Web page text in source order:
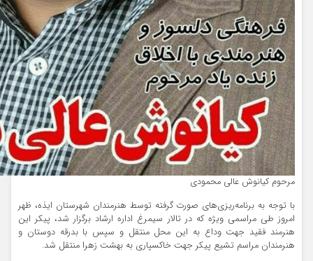
مرحوم کیانوش عالی محمودی
با توجه به برنامه‌ریزی‌های صورت گرفته توسط هنرمندان شهرستان ایذه، ظهر
امروز طی مراسمی ویژه که در تالار سیمرغ اداره ارشاد برگزار شد، پیکر این
هنرمند فقید جهت وداع به این محل منتقل و سپس با بدرقه دوستان و
هنرمندان مراسم تشیع پیکر جهت خاکسپاری به بهشت زهرا منتقل شد.